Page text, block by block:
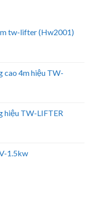
tw-lifter (Hw2001)
cao 4m hiệu TW-
hiệu TW-LIFTER
1.5kw